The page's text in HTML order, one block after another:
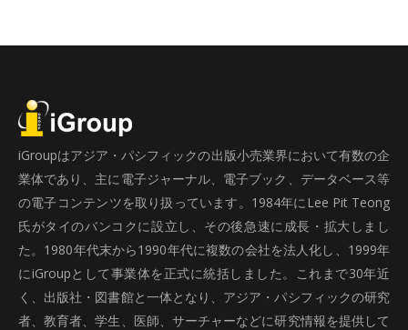
iGroupはアジア・パシフィックの出版小売業界において有数の企
業体であり、主に電子ジャーナル、電子ブック、データベース等
の電子コンテンツを取り扱っています。1984年にLee Pit Teong
氏がタイのバンコクに設立し、その後急速に成長・拡大しまし
た。1980年代末から1990年代に複数の会社を法人化し、1999年
にiGroupとして事業体を正式に統括しました。これまで30年近
く、出版社・図書館と一体となり、アジア・パシフィックの研究
者、教育者、学生、医師、サーチャーなどに研究情報を提供して